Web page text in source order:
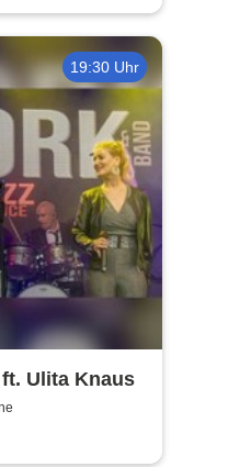
19:30 Uhr
Ulita Knaus